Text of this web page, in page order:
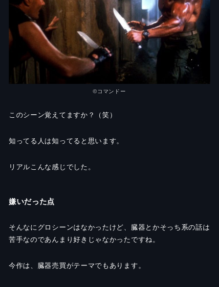
©️コマンドー
このシーン覚えてますか？（笑）
知ってる人は知ってると思います。
リアルこんな感じでした。
嫌いだった点
そんなにグロシーンはなかったけど、臓器とかそっち系の話は
苦手なのであんまり好きじゃなかったですね。
今作は、臓器売買がテーマでもあります。